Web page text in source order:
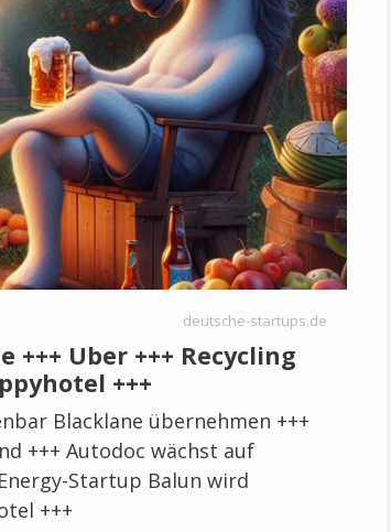
deutsche-startups.de
Uber +++ Recycling
+++
Blacklane übernehmen +++
+++ Autodoc wächst auf
Startup Balun wird
+++